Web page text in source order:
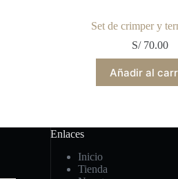
Set de crimper y
S/70.00
Añadir al
Enlaces
Inicio
Tienda